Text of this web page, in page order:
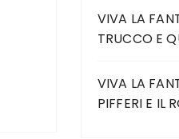
VIVA LA
TRUCCO E
VIVA LA
PIFFERI E IL